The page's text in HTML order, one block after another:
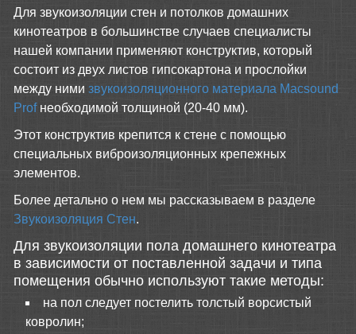
Для звукоизоляции стен и потолков домашних
кинотеатров в большинстве случаев специалисты
нашей компании применяют конструктив, который
состоит из двух листов гипсокартона и прослойки
между нимизвукоизоляционного материала Macsound
Profнеобходимой толщиной (20-40 мм).
Этот конструктив крепится к стене с помощью
специальных виброизоляционных крепежных
элементов.
Более детально о нем мы рассказываем в разделе
Звукоизоляция Стен.
Для звукоизоляции пола домашнего кинотеатра
в зависимости от поставленной задачи и типа
помещения обычно используют такие методы:
на пол следует постелить толстый ворсистый
ковролин;